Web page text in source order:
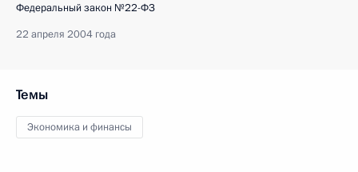
Федеральный закон №22-ФЗ
22 апреля 2004 года
Темы
Экономика и финансы